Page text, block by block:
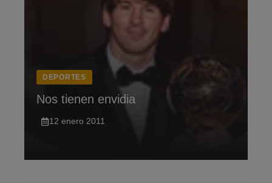
DEPORTES
Nos tienen envidia
12 enero 2011